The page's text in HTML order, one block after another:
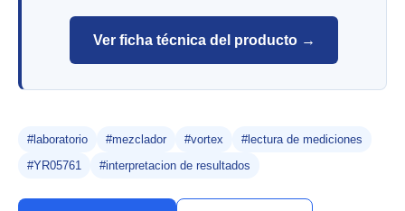
Ver ficha técnica del producto →
#laboratorio #mezclador #vortex
#lectura de mediciones
#YR05761
#interpretacion de resultados